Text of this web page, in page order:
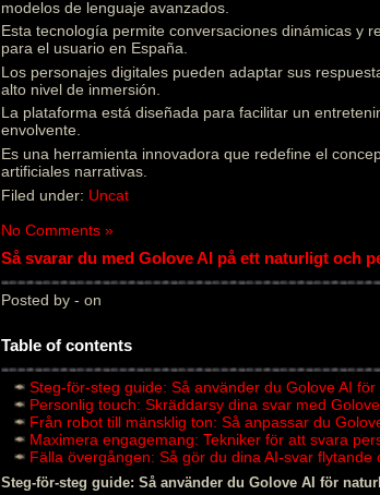
modelos de lenguaje avanzados.
Esta tecnología permite conversaciones dinámicas y
para el usuario en España.
Los personajes digitales pueden adaptar sus
alto nivel de inmersión.
La plataforma está diseñada para facilitar un
envolvente.
Es una herramienta innovadora que redefine el
artificiales narrativas.
Filed under: Uncat
No Comments »
Så svarar du med Golove AI på ett naturligt och
Posted by - on
Table of contents
Steg-för-steg guide: Så använder du Golove AI
Personlig touch: Skräddarsy dina svar med
Från robot till mänsklig ton: Så anpassar du
Maximera engagemang: Tekniker för att svara
Fälla övergången: Så gör du dina AI-svar
Steg-för-steg guide: Så använder du Golove AI för